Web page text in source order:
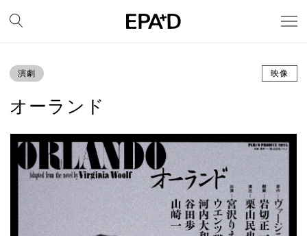
演劇 映像
オーランド